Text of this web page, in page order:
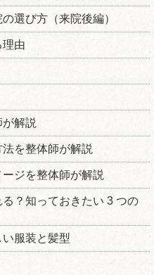
選び方（来院後編）
理由
解説
を整体師が解説
ジを整体師が解説
？知っておきたい 3 つの
服装と髪型